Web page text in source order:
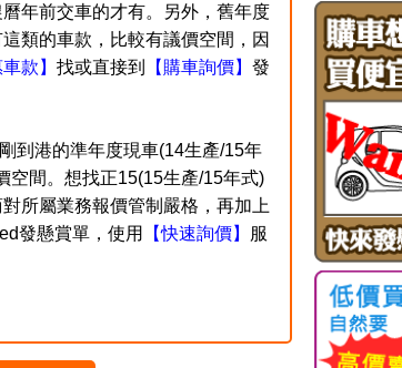
年前交車的才有。另外，舊年度
類的車款，比較有議價空間，因
款】 找或直接到 【購車詢價】 發
到港的準年度現車(14生產/15年
間。 想找正15(15生產/15年式)
所屬業務報價管制嚴格，再加上
發懸賞單，使用
【快速詢價】
服